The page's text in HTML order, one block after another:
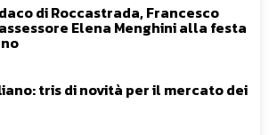
di Roccastrada, Francesco
Elena Menghini alla festa
tris di novità per il mercato dei